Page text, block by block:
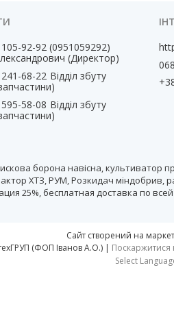
92-92 0951059292
(Директор)
68-22 Відділ збуту
58-08 Відділ збуту
борона навісна, культиватор
ХТЗ, РУМ, Розкидач міндобрив,
25%, бесплатная доставка по
Сайт створений на
тм АгротехГРУП (ФОП Іванов А.О.) | Поскаржитися
Select